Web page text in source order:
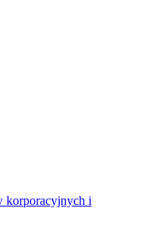
korporacyjnych i